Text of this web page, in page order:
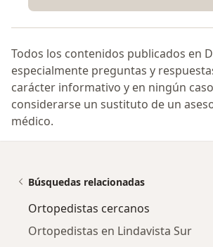
Todos los contenidos publicados en
especialmente preguntas y
carácter informativo y en ningún
considerarse un sustituto de un
médico.
Búsquedas relacionadas
Ortopedistas cercanos
Ortopedistas en Lindavista Sur